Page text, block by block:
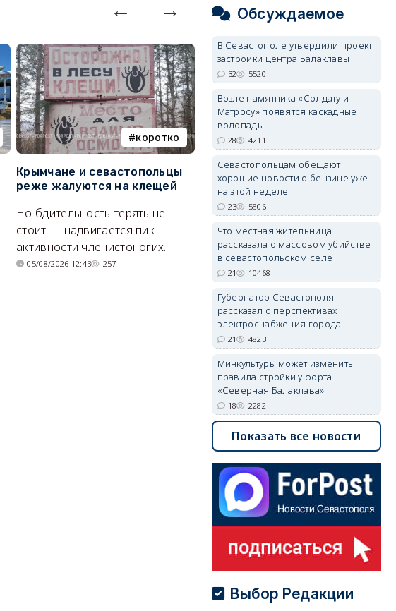
коротко
Крымчане и севастопольцы
реже жалуются на клещей
Но бдительность терять не
стоит — надвигается пик
активности членистоногих.
05/08/2026 12:43 257
В Севастополе утвердили
проект застройки центра
Там появится туристический
квартал с отелями и
парковками.
05/08/2026 08:01
Обсуждаемое
В Севастополе утвердили проект
застройки центра Балаклавы
32 5520
Возле памятника «Солдату и
Матросу» появятся каскадные
водопады
28 4211
Севастопольцам обещают
хорошие новости о бензине уже
на этой неделе
23 5806
Что местная жительница
рассказала о массовом убийстве
в севастопольском селе
21 10468
Губернатор Севастополя
рассказал о перспективах
электроснабжения города
21 4823
Минкультуры может изменить
правила стройки у форта
«Северная Балаклава»
18 2282
Показать все новости
Выбор Редакции